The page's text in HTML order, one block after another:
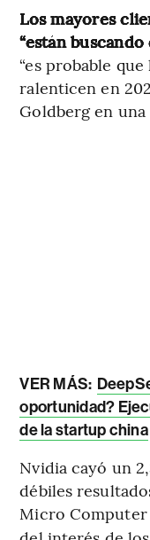
Los mayores
“están
“es probable
ralenticen en
Goldberg en una
VER MÁS:
oportunidad?
de la startup china
Nvidia cayó un
débiles
Micro Computer